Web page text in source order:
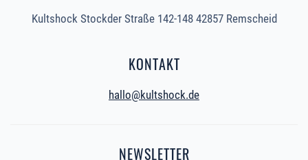
Kultshock Stockder Straße 142-148 42857 Remscheid
KONTAKT
hallo@kultshock.de
NEWSLETTER